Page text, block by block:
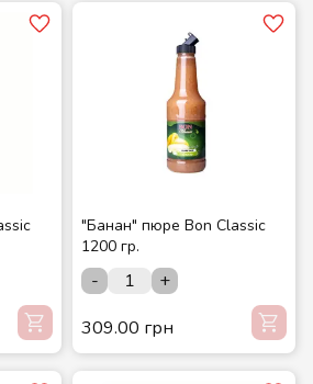
"Банан" пюре Bon Classic
1200 гр.
-
+
309.00 грн